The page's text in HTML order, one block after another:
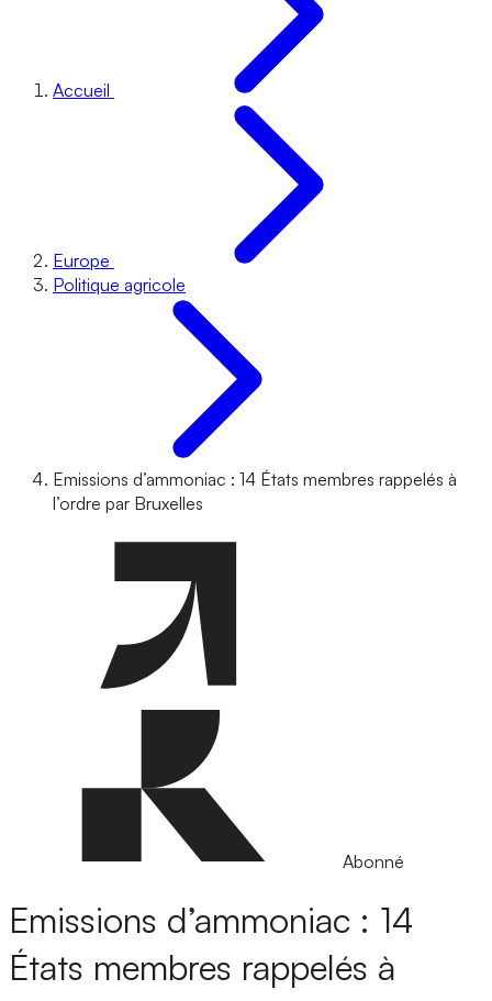
Accueil
Europe
Politique agricole
Emissions d’ammoniac : 14 États membres rappelés à
l’ordre par Bruxelles
Abonné
Emissions d’ammoniac : 14
États membres rappelés à